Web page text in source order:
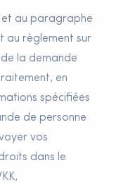
et au paragraphe
au règlement sur
la demande
en
spécifiées
de personne
vos
dans le